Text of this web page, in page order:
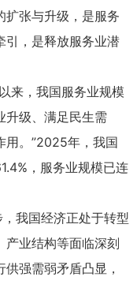
扩张与升级，是服务
引，是释放服务业潜
来，我国服务业规模
升级、满足民生需
用。”2025年，我国
，服务业规模已连
我国经济正处于转型
产业结构等面临深刻
强需弱矛盾凸显，